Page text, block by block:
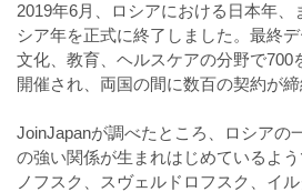
2019年6月、ロシアにおける日本年、
シア年を正式に終了しました。最終デ
文化、教育、ヘルスケアの分野で700
開催され、両国の間に数百の契約が締
JoinJapanが調べたところ、ロシアの
の強い関係が生まれはじめているよ
ノフスク、スヴェルドロフスク、イ